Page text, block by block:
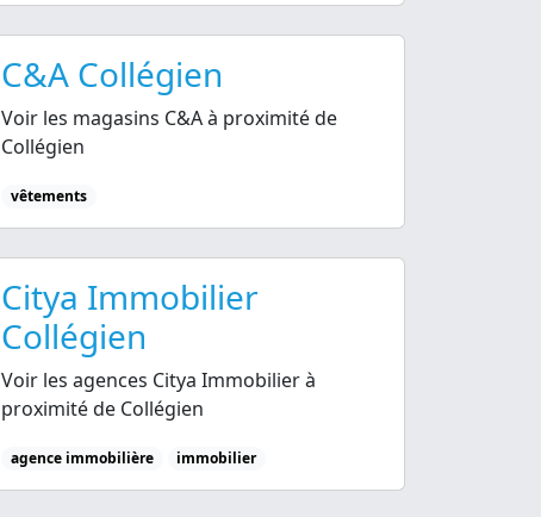
C&A Collégien
Voir les magasins C&A à proximité de
Collégien
vêtements
Citya Immobilier
Collégien
Voir les agences Citya Immobilier à
proximité de Collégien
agence immobilière immobilier